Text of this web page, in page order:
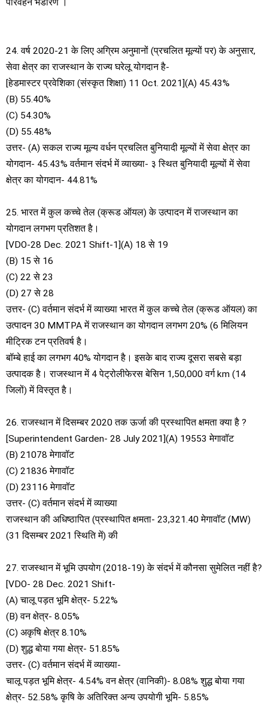
24. वर्ष 2020-21 के लिए अग्रिम अनुमानों (प्रचलित मूल्यों पर) के अनुसार,
सेवा क्षेत्र का राजस्थान के राज्य घरेलू योगदान है-
[हेडमास्टर प्रवेशिका (संस्कृत शिक्षा) 11 Oct. 2021](A) 45.43%
(B) 55.40%
(C) 54.30%
(D) 55.48%
उत्तर- (A) सकल राज्य मूल्य वर्धन प्रचलित बुनियादी मूल्यों में सेवा क्षेत्र का
योगदान- 45.43% वर्तमान संदर्भ में व्याख्या- ३ स्थित बुनियादी मूल्यों में सेवा
क्षेत्र का योगदान- 44.81%
25. भारत में कुल कच्चे तेल (क्रूड ऑयल) के उत्पादन में राजस्थान का
योगदान लगभग प्रतिशत है।
[VDO-28 Dec. 2021 Shift-1](A) 18 से 19
(B) 15 से 16
(C) 22 से 23
(D) 27 से 28
उत्तर- (C) वर्तमान संदर्भ में व्याख्या भारत में कुल कच्चे तेल (क्रूड ऑयल) का
उत्पादन 30 MMTPA में राजस्थान का योगदान लगभग 20% (6 मिलियन
मीट्रिक टन प्रतिवर्ष है।
बॉम्बे हाई का लगभग 40% योगदान है। इसके बाद राज्य दूसरा सबसे बड़ा
उत्पादक है। राजस्थान में 4 पेट्रोलीफेरस बेसिन 1,50,000 वर्ग km (14
जिलों) में विस्तृत है।
26. राजस्थान में दिसम्बर 2020 तक ऊर्जा की प्रस्थापित क्षमता क्या है ?
[Superintendent Garden- 28 July 2021](A) 19553 मेगावॉट
(B) 21078 मेगावॉट
(C) 21836 मेगावॉट
(D) 23116 मेगावॉट
उत्तर- (C) वर्तमान संदर्भ में व्याख्या
राजस्थान की अधिष्ठापित (प्रस्थापित क्षमता- 23,321.40 मेगावॉट (MW)
(31 दिसम्बर 2021 स्थिति में) की
27. राजस्थान में भूमि उपयोग (2018-19) के संदर्भ में कौनसा सुमेलित नहीं है?
[VDO- 28 Dec. 2021 Shift-
(A) चालू पड़त भूमि क्षेत्र- 5.22%
(B) वन क्षेत्र- 8.05%
(C) अकृषि क्षेत्र 8.10%
(D) शुद्ध बोया गया क्षेत्र- 51.85%
उत्तर- (C) वर्तमान संदर्भ में व्याख्या-
चालू पड़त भूमि क्षेत्र- 4.54% वन क्षेत्र (वानिकी)- 8.08% शुद्ध बोया गया
क्षेत्र- 52.58% कृषि के अतिरिक्त अन्य उपयोगी भूमि- 5.85%